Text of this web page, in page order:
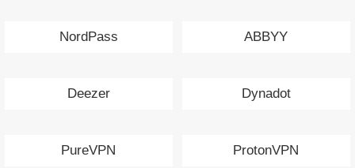
NordPass ABBYY
Deezer Dynadot
PureVPN ProtonVPN